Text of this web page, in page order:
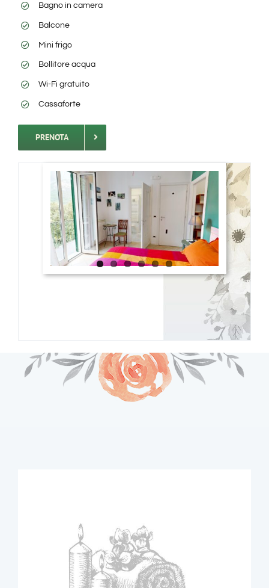
Bagno in camera
Balcone
Mini frigo
Bollitore acqua
Wi-Fi gratuito
Cassaforte
PRENOTA